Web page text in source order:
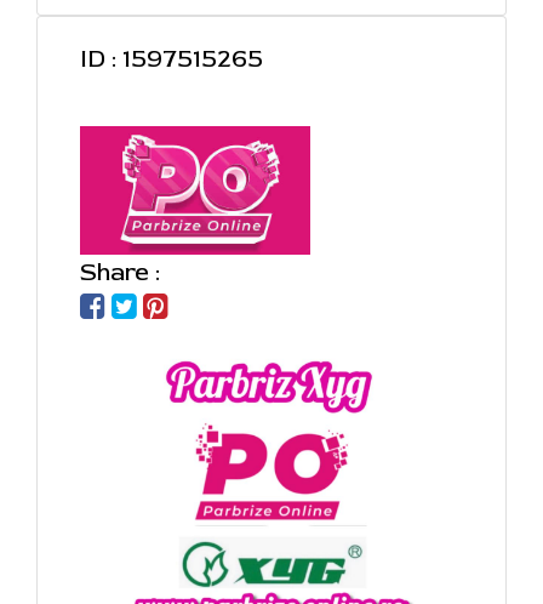
ID : 1597515265
Share :